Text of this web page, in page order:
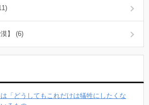
】 (6)
「どうしてもこれだけは犠牲にしたくな